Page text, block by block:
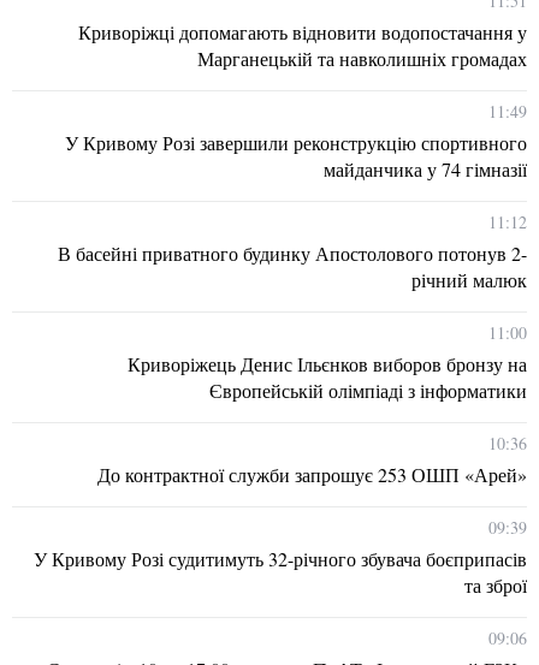
Криворіжці допомагають відновити водопостачання у
Марганецькій та навколишніх громадах
11:49
У Кривому Розі завершили реконструкцію спортивного
майданчика у 74 гімназії
11:12
В басейні приватного будинку Апостолового потонув 2-
річний малюк
11:00
Криворіжець Денис Ільєнков виборов бронзу на
Європейській олімпіаді з інформатики
10:36
До контрактної служби запрошує 253 ОШП «Арей»
09:39
У Кривому Розі судитимуть 32-річного збувача боєприпасів
та зброї
09:06